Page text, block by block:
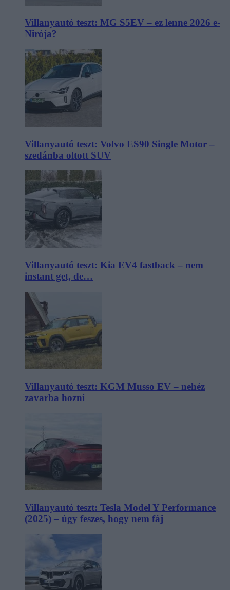
Villanyautó teszt: MG S5EV – ez lenne 2026 e-
Nirója?
Villanyautó teszt: Volvo ES90 Single Motor –
szedánba oltott SUV
Villanyautó teszt: Kia EV4 fastback – nem
instant get, de…
Villanyautó teszt: KGM Musso EV – nehéz
zavarba hozni
Villanyautó teszt: Tesla Model Y Performance
(2025) – úgy feszes, hogy nem fáj